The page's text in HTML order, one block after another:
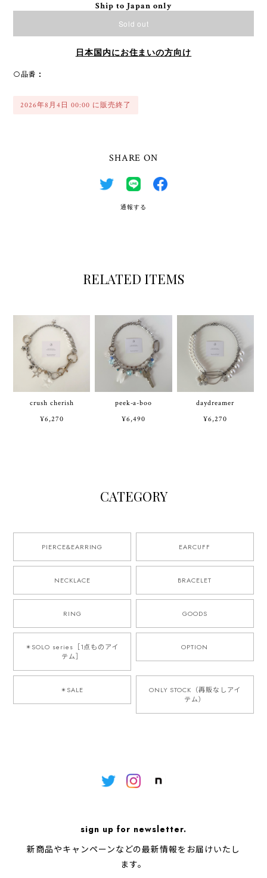
Ship to Japan only
Sold out
日本国内にお住まいの方向け
○品番：
2026年8月4日 00:00 に販売終了
SHARE ON
通報する
RELATED ITEMS
crush cherish
¥6,270
peek-a-boo
¥6,490
daydreamer
¥6,270
CATEGORY
PIERCE&EARRING EARCUFF
NECKLACE BRACELET
RING GOODS
✴︎SOLO series［1点ものアイ
テム］
OPTION
✴︎SALE
ONLY STOCK（再販なしアイ
テム）
sign up for newsletter.
新商品やキャンペーンなどの最新情報をお届けいたし
ます。